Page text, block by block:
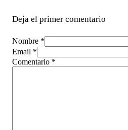
Deja el primer comentario
Nombre *
Email *
Comentario *